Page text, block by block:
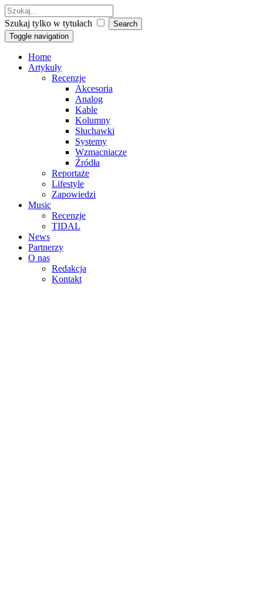
Szukaj tylko w tytułach
Toggle navigation
Home
Artykuły
Recenzje
Akcesoria
Analog
Kable
Kolumny
Słuchawki
Systemy
Wzmacniacze
Źródła
Reportaże
Lifestyle
Zapowiedzi
Music
Recenzje
TIDAL
News
Partnerzy
O nas
Redakcja
Kontakt